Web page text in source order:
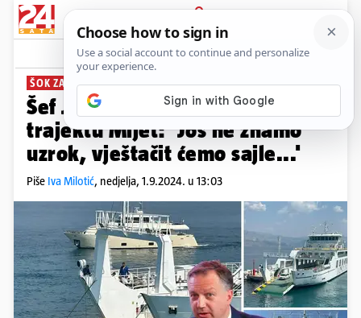
PRIJAVA
News Komentari
ŠOK ZA PUTNIKE
Šef Jadrolinije o padu rampe na
trajektu Mljet: 'Još ne znamo
uzrok, vještačit ćemo sajle...'
Piše Iva Milotić, nedjelja, 1.9.2024. u 13:03